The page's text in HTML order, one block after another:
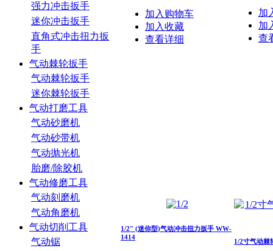
强力冲击扳手
迷你冲击扳手
直角式冲击扭力扳
手
气动棘轮扳手
气动棘轮扳手
迷你棘轮扳手
气动打磨工具
气动砂磨机
气动砂带机
气动抛光机
胎磨/除胶机
气动修磨工具
气动刻磨机
气动角磨机
气动切削工具
气动锯
加入购物车
加入收藏
查看详细
加
加
查
1/2" (迷你型)气动冲击扭力扳手 WW-
1414
1/2寸气动棘